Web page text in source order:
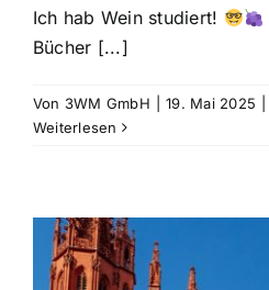
Ich hab Wein studiert!
Bücher [...]
Von 3WM GmbH 19. Mai 2025
Weiterlesen